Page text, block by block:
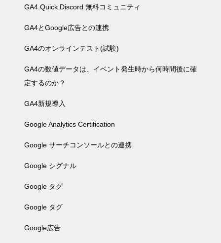
GA4.Quick Discord 無料コミュニティ
GA4とGoogle広告との連携
GA4のオンラインテスト(試験)
GA4の数値データは、イベント発生時から何時間後に確
定するのか？
GA4新規導入
Google Analytics Certification
Google サーチコンソールとの連携
Google シグナル
Google タグ
Google タグ
Google広告